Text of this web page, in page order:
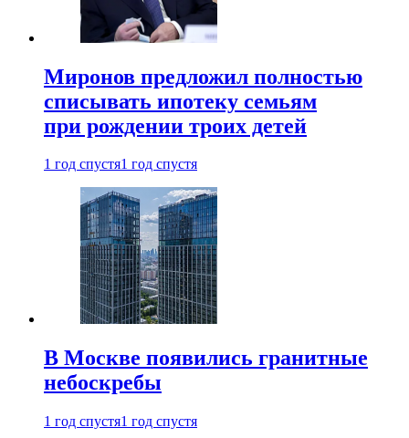
Миронов предложил полностью
списывать ипотеку семьям
при рождении троих детей
1 год спустя1 год спустя
В Москве появились гранитные
небоскребы
1 год спустя1 год спустя